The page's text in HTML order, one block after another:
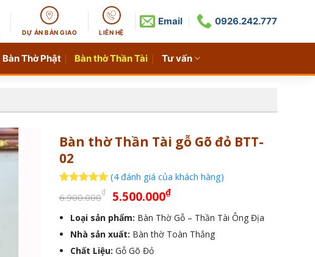
DỰ ÁN BÀN GIAO LIÊN HỆ
Email 0926.242.777
Bàn Thờ Phật Bàn thờ Thần Tài Tư vấn
Bàn thờ Thần Tài gỗ Gõ đỏ BTT-
02
dựa trên
(4đánh giá của khách hàng)
6.900.000₫ Giá
gốc
là:
6.900.000₫.
5.500.000₫Giá
hiện
tại
là:
Loại sản phẩm: Bàn Thờ Gỗ – Thần Tài Ông Địa
Nhà sản xuất: Bàn thờ Toàn Thắng
Chất Liệu: Gỗ Gõ Đỏ